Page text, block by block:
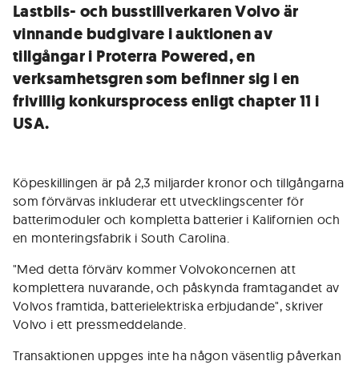
Lastbils- och busstillverkaren Volvo är
vinnande budgivare i auktionen av
tillgångar i Proterra Powered, en
verksamhetsgren som befinner sig i en
frivillig konkursprocess enligt chapter 11 i
USA.
Köpeskillingen är på 2,3 miljarder kronor och tillgångarna
som förvärvas inkluderar ett utvecklingscenter för
batterimoduler och kompletta batterier i Kalifornien och
en monteringsfabrik i South Carolina.
"Med detta förvärv kommer Volvokoncernen att
komplettera nuvarande, och påskynda framtagandet av
Volvos framtida, batterielektriska erbjudande", skriver
Volvo i ett pressmeddelande.
Transaktionen uppges inte ha någon väsentlig påverkan